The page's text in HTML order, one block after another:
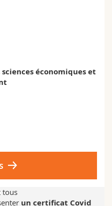
économiques et
tous
un certificat Covid